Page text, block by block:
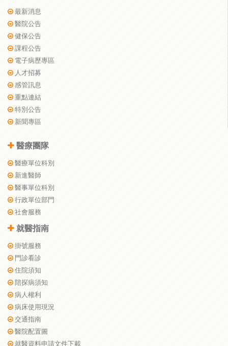
最新消息
醫院公告
健保公告
課程公告
電子病歷專區
人才招募
感管訊息
重點連結
特別公告
新聞專區
醫療團隊
醫療單位科別
新進醫師
醫事單位科別
行政單位部門
社會服務
就醫指南
掛號服務
門診看診
住院須知
陪探病須知
病人權利
病床使用現況
交通指南
醫院配置圖
就醫資料申請文件下載